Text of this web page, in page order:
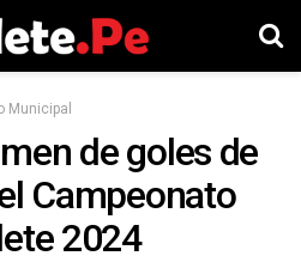
Municipal
de goles de
Campeonato
2024